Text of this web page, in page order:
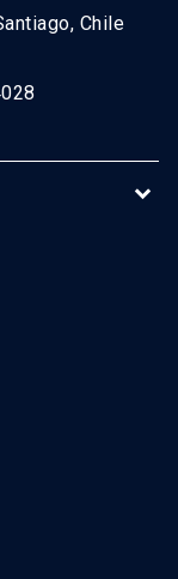
Chile